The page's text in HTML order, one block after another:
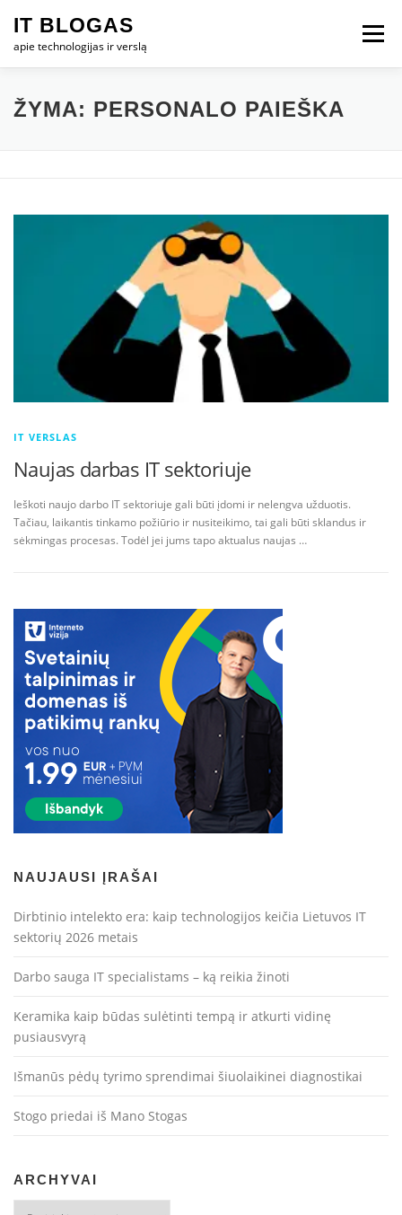
turinio
IT BLOGAS
apie technologijas ir verslą
Meniu
PRADŽIA IT VERSLAS KOMPIUTERIAI
ŽYMA: PERSONALO PAIEŠKA
IT VERSLAS
Naujas darbas IT sektoriuje
Ieškoti naujo darbo IT sektoriuje gali būti įdomi ir nelengva užduotis.
Tačiau, laikantis tinkamo požiūrio ir nusiteikimo, tai gali būti sklandus ir
sėkmingas procesas. Todėl jei jums tapo aktualus naujas …
NAUJAUSI ĮRAŠAI
Dirbtinio intelekto era: kaip technologijos keičia Lietuvos IT
sektorių 2026 metais
Darbo sauga IT specialistams – ką reikia žinoti
Keramika kaip būdas sulėtinti tempą ir atkurti vidinę
pusiausvyrą
Išmanūs pėdų tyrimo sprendimai šiuolaikinei diagnostikai
Stogo priedai iš Mano Stogas
ARCHYVAI